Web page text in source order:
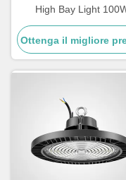
High Bay Light
Industrial High Bay Led
Fixtures
Ottenga il migliore